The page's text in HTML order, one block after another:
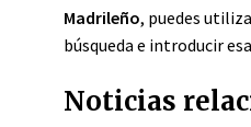
Madrileño, puedes
búsqueda e introducir
Noticias